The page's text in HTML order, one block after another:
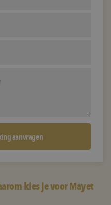
kies je voor Mayet